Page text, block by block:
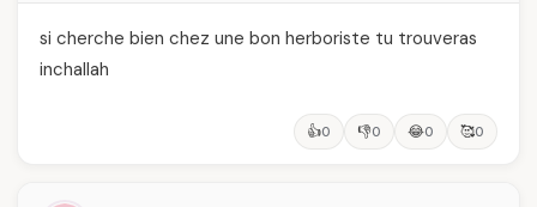
si cherche bien chez une bon herboriste tu trouveras
inchallah
👍0 👎0 😂0 🥰0